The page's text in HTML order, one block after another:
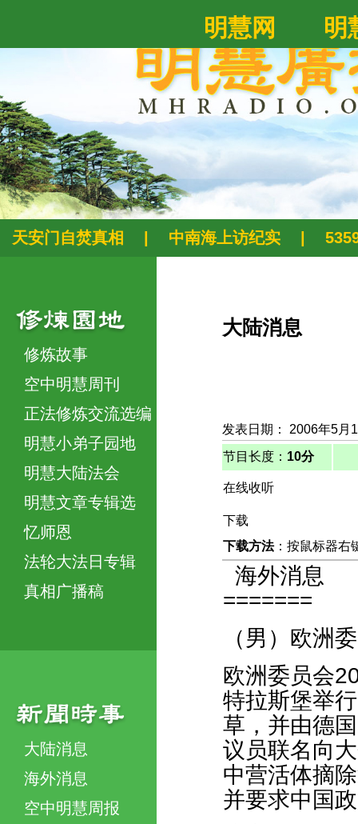
明慧网 明
天安门自焚真相 中南海上访纪实
修炼故事
空中明慧周刊
正法修炼交流选编
明慧小弟子园地
明慧大陆法会
明慧文章专辑选
忆师恩
法轮大法日专辑
真相广播稿
大陆消息
海外消息
空中明慧周报
大陆消息
发表日期： 2006年5月
节目长度： 10分
在线收听
下载
下载方法：按鼠标器右
海外消息
=======
（男）欧洲
欧洲委员会
特拉斯堡举
草，并由德
议员联名向
中营活体摘
并要求中国